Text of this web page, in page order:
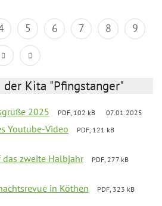
5 6 7 8
9
Kita "Pfingstanger"
2025 PDF, 102 kB 07.01.2025
Youtube-Video
PDF, 121 kB
das zweite Halbjahr
PDF, 277 kB
in Köthen
PDF, 323 kB